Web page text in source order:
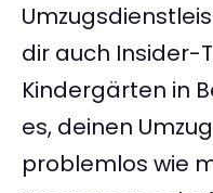
dir auch Insider-
Kindergärten in
es, deinen
problemlos wie